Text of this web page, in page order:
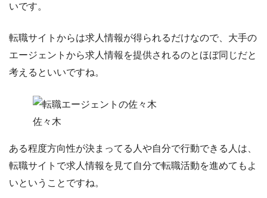
いです。
転職サイトからは求人情報が得られるだけなので、大手の
エージェントから求人情報を提供されるのとほぼ同じだと
考えるといいですね。
佐々木
ある程度方向性が決まってる人や自分で行動できる人は、
転職サイトで求人情報を見て自分で転職活動を進めてもよ
いということですね。